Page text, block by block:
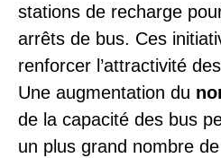
stations de recharge
arrêts de bus. Ces
renforcer l’attractivité
Une augmentation du
de la capacité des bus
un plus grand nombre